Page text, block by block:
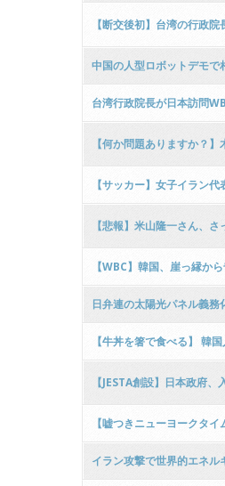
【断交後初】台湾の行政
中国の人型ロボットデモで
台湾行政院長が日本訪問
【何か問題ありますか？
【サッカー】女子イラン
【悲報】米山隆一さん、
【WBC】韓国、崖っ縁か
日弁連の太陽光パネル義
【牛丼を箸で食べる】 韓
【JESTA創設】日本政府
ｗ【嘘つきニューヨークタ
イラン攻撃で世界的エネ